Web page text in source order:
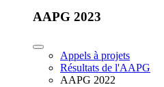
AAPG 2023
Appels à projets
Résultats de l'AAPG
AAPG 2022